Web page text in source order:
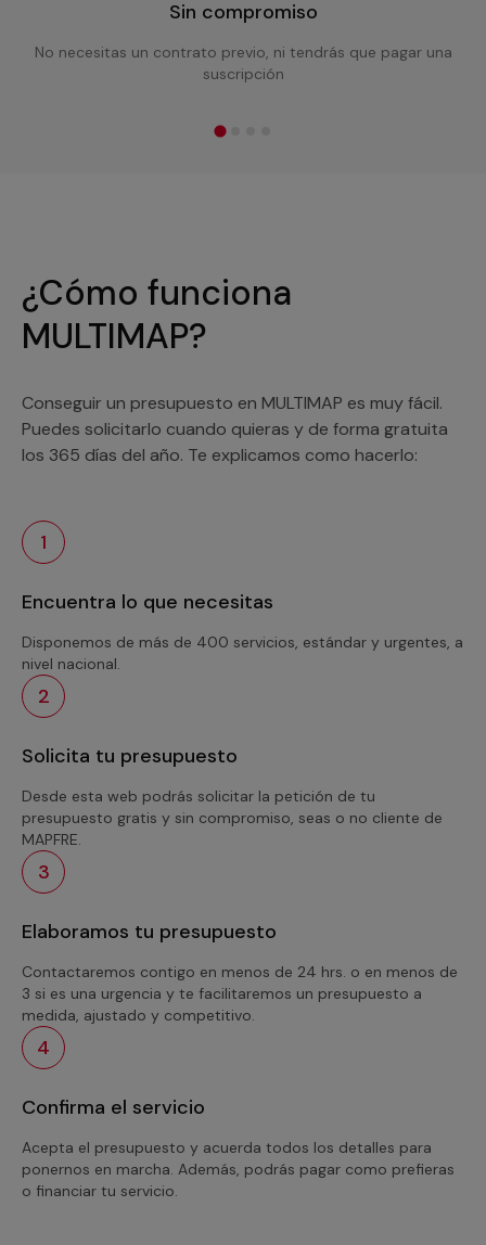
Sin compromiso
No necesitas un contrato previo, ni tendrás que pagar una
suscripción
¿Cómo funciona
MULTIMAP?
Conseguir un presupuesto en MULTIMAP es muy fácil.
Puedes solicitarlo cuando quieras y de forma gratuita
los 365 días del año. Te explicamos como hacerlo:
1
Encuentra lo que necesitas
Disponemos de más de 400 servicios, estándar y urgentes, a
nivel nacional.
2
Solicita tu presupuesto
Desde esta web podrás solicitar la petición de tu
presupuesto gratis y sin compromiso, seas o no cliente de
MAPFRE.
3
Elaboramos tu presupuesto
Contactaremos contigo en menos de 24 hrs. o en menos de
3 si es una urgencia y te facilitaremos un presupuesto a
medida, ajustado y competitivo.
4
Confirma el servicio
Acepta el presupuesto y acuerda todos los detalles para
ponernos en marcha. Además, podrás pagar como prefieras
o financiar tu servicio.